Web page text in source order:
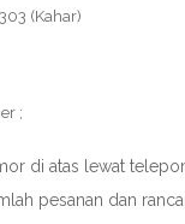
(Kahar)
;
di atas lewat
pesanan dan